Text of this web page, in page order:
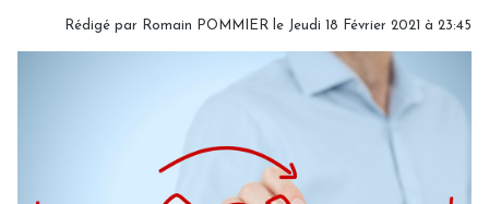
Rédigé par Romain POMMIER le Jeudi 18 Février 2021 à 23:45